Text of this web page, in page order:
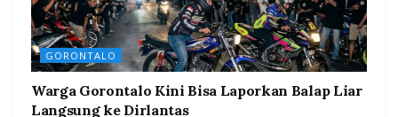
GORONTALO
Warga Gorontalo Kini Bisa Laporkan Balap Liar
Langsung ke Dirlantas